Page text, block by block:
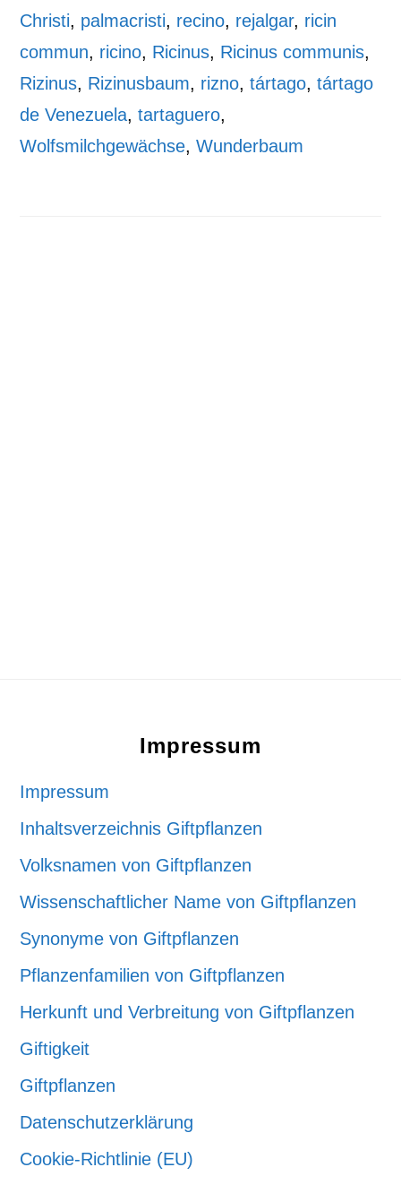
Christi, palmacristi, recino, rejalgar, ricin
commun, ricino, Ricinus, Ricinus communis,
Rizinus, Rizinusbaum, rizno,tártago,tártago
de Venezuela,tartaguero,
Wolfsmilchgewächse,Wunderbaum
Impressum
Impressum
Inhaltsverzeichnis Giftpflanzen
Volksnamen von Giftpflanzen
Wissenschaftlicher Name von Giftpflanzen
Synonyme von Giftpflanzen
Pflanzenfamilien von Giftpflanzen
Herkunft und Verbreitung von Giftpflanzen
Giftigkeit
Giftpflanzen
Datenschutzerklärung
Cookie-Richtlinie (EU)